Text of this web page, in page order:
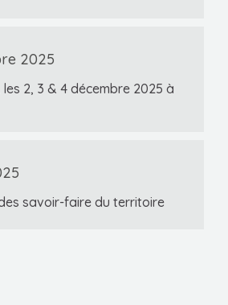
2025
les 2, 3 & 4 décembre 2025 à
savoir-faire du territoire